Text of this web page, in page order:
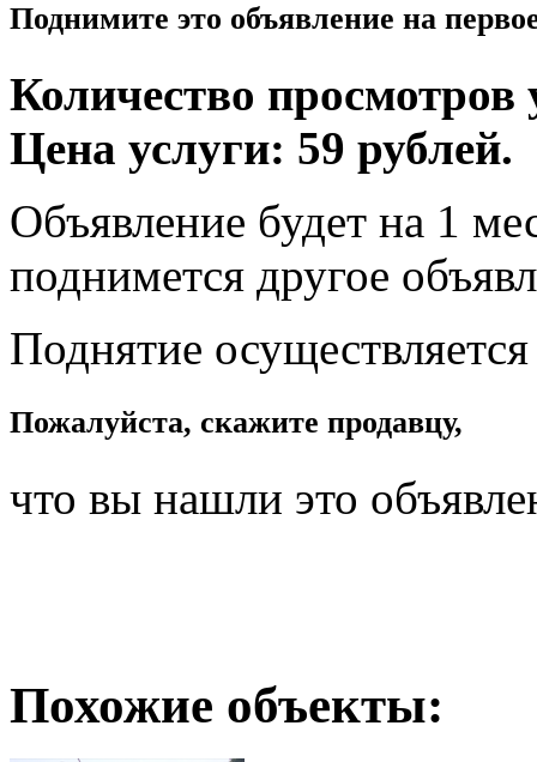
Поднимите это объявление на
Количество просмотров
Цена услуги: 59 рублей.
Объявление будет на 1
поднимется другое
Поднятие
Пожалуйста, скажите продавцу,
что вы нашли это
Похожие объекты: